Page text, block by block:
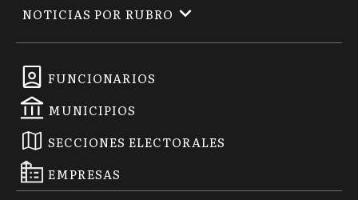
FUNCIONARIOS
MUNICIPIOS
SECCIONES ELECTORALES
EMPRESAS
NOTICIAS POR RUBRO